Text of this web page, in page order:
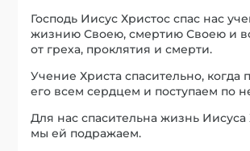
Господь Иисус Христос спас нас
жизнию Своею, смертию Своею и
от греха, проклятия и смерти.
Учение Христа спасительно, когда
его всем сердцем и поступаем по
Для нас спасительна жизнь Иисуса
мы ей подражаем.